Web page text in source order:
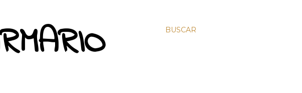
BUSCAR